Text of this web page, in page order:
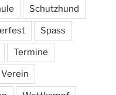
Schutzhund
Spass
Termine
Verein